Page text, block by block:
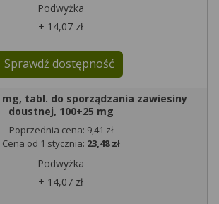
Podwyżka
+ 14,07 zł
Sprawdź dostępność
mg, tabl. do sporządzania zawiesiny
doustnej, 100+25 mg
Poprzednia cena: 9,41 zł
Cena od 1 stycznia: 23,48 zł
Podwyżka
+ 14,07 zł